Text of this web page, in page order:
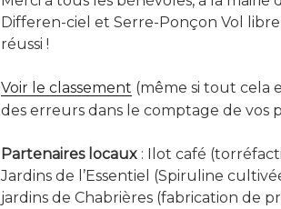
Differen-ciel et Serre-Ponçon Vol
réussi !
Voir le classement (même si tout cela
des erreurs dans le comptage de vos
Partenaires locaux : Ilot café
Jardins de l’Essentiel (Spiruline
jardins de Chabrières (fabrication de